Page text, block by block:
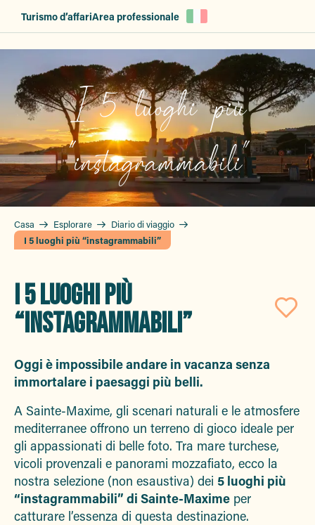
Turismo d’affariArea professionale
I 5 luoghi più
"instagrammabili"
Casa Esplorare
Diario di viaggio
I 5 luoghi più “instagrammabili”
I 5 LUOGHI PIÙ
“INSTAGRAMMABILI”
Oggi è impossibile andare in vacanza senza
immortalare i paesaggi più belli.
A Sainte-Maxime, gli scenari naturali e le atmosfere
mediterranee offrono un terreno di gioco ideale per
gli appassionati di belle foto. Tra mare turchese,
vicoli provenzali e panorami mozzafiato, ecco la
nostra selezione (non esaustiva) dei 5 luoghi più
“instagrammabili” di Sainte-Maxime per
catturare l’essenza di questa destinazione.